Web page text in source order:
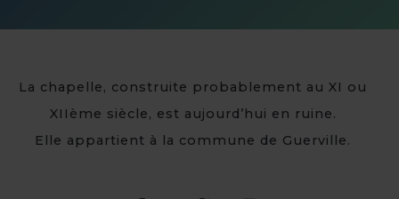
La chapelle, construite probablement au XI ou
XIIème siècle, est aujourd’hui en ruine.
Elle appartient à la commune de Guerville.